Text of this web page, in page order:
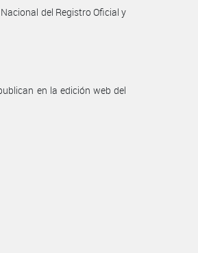
del Registro Oficial y
en la edición web del